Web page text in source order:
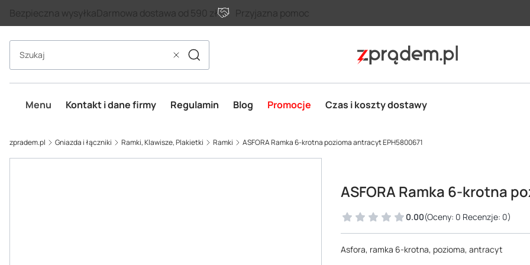
Bezpieczna wysyłkaDarmowa dostawa od 590 zł Przyjazna pomoc
WyczyśćSzukaj
Menu Kontakt i dane firmy Regulamin Blog Promocje Czas i koszty dostawy
zpradem.pl Gniazda i łączniki Ramki, Klawisze, Plakietki Ramki ASFORA Ramka 6-krotna pozioma antracyt EPH5800671
ASFORA Ramka 6-krotna
0.00(Oceny: 0 Recenzje: 0)
Asfora, ramka 6-krotna, pozioma, antracyt